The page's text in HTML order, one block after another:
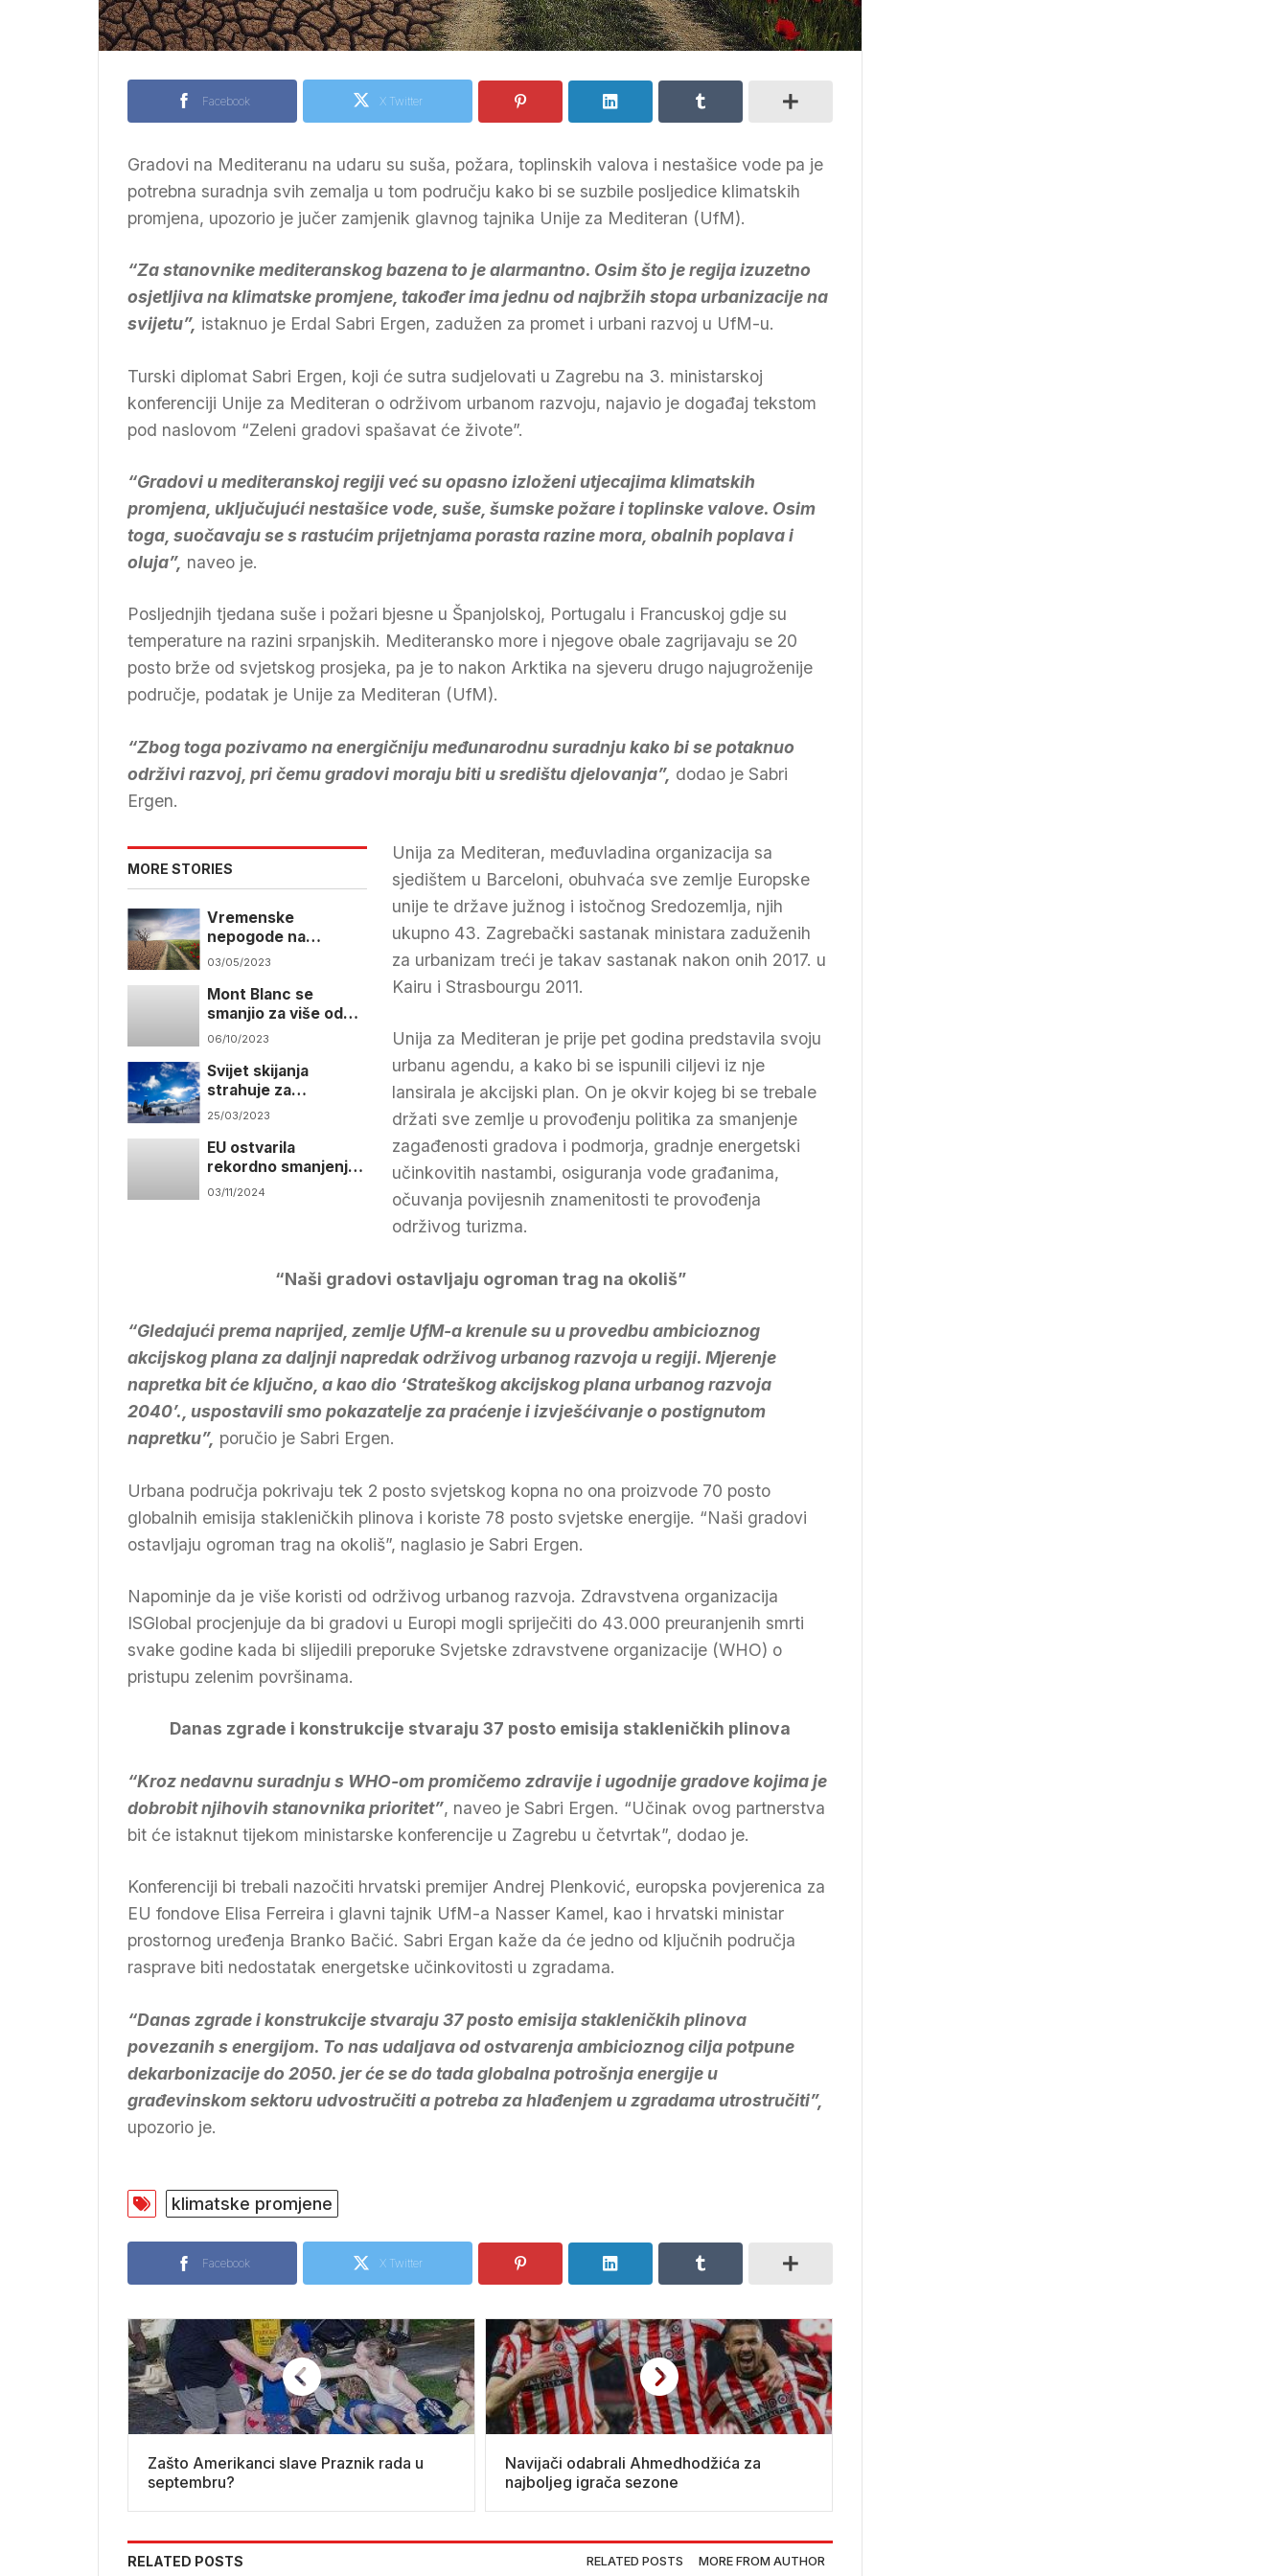
Facebook X Twitter
Gradovi na Mediteranu na udaru su suša, požara, toplinskih valova i nestašice vode pa je
potrebna suradnja svih zemalja u tom području kako bi se suzbile posljedice klimatskih
promjena, upozorio je jučer zamjenik glavnog tajnika Unije za Mediteran (UfM).
“Za stanovnike mediteranskog bazena to je alarmantno. Osim što je regija izuzetno
osjetljiva na klimatske promjene, također ima jednu od najbržih stopa urbanizacije na
svijetu”, istaknuo je Erdal Sabri Ergen, zadužen za promet i urbani razvoj u UfM-u.
Turski diplomat Sabri Ergen, koji će sutra sudjelovati u Zagrebu na 3. ministarskoj
konferenciji Unije za Mediteran o održivom urbanom razvoju, najavio je događaj tekstom
pod naslovom “Zeleni gradovi spašavat će živote”.
“Gradovi u mediteranskoj regiji već su opasno izloženi utjecajima klimatskih
promjena, uključujući nestašice vode, suše, šumske požare i toplinske valove. Osim
toga, suočavaju se s rastućim prijetnjama porasta razine mora, obalnih poplava i
oluja”, naveo je.
Posljednjih tjedana suše i požari bjesne u Španjolskoj, Portugalu i Francuskoj gdje su
temperature na razini srpanjskih. Mediteransko more i njegove obale zagrijavaju se 20
posto brže od svjetskog prosjeka, pa je to nakon Arktika na sjeveru drugo najugroženije
područje, podatak je Unije za Mediteran (UfM).
“Zbog toga pozivamo na energičniju međunarodnu suradnju kako bi se potaknuo
održivi razvoj, pri čemu gradovi moraju biti u središtu djelovanja”, dodao je Sabri
Ergen.
MORE STORIES
Vremenske
nepogode na
Mediteranu su
03/05/2023
Mont Blanc se
smanjio za više od
dva metra
06/10/2023
Svijet skijanja
strahuje za
budućnost zbog
25/03/2023
EU ostvarila
rekordno smanjenje
emisije stakleničkih
03/11/2024
Unija za Mediteran, međuvladina organizacija sa
sjedištem u Barceloni, obuhvaća sve zemlje Europske
unije te države južnog i istočnog Sredozemlja, njih
ukupno 43. Zagrebački sastanak ministara zaduženih
za urbanizam treći je takav sastanak nakon onih 2017. u
Kairu i Strasbourgu 2011.
Unija za Mediteran je prije pet godina predstavila svoju
urbanu agendu, a kako bi se ispunili ciljevi iz nje
lansirala je akcijski plan. On je okvir kojeg bi se trebale
držati sve zemlje u provođenju politika za smanjenje
zagađenosti gradova i podmorja, gradnje energetski
učinkovitih nastambi, osiguranja vode građanima,
očuvanja povijesnih znamenitosti te provođenja
održivog turizma.
“Naši gradovi ostavljaju ogroman trag na okoliš”
“Gledajući prema naprijed, zemlje UfM-a krenule su u provedbu ambicioznog
akcijskog plana za daljnji napredak održivog urbanog razvoja u regiji. Mjerenje
napretka bit će ključno, a kao dio ‘Strateškog akcijskog plana urbanog razvoja
2040’., uspostavili smo pokazatelje za praćenje i izvješćivanje o postignutom
napretku”, poručio je Sabri Ergen.
Urbana područja pokrivaju tek 2 posto svjetskog kopna no ona proizvode 70 posto
globalnih emisija stakleničkih plinova i koriste 78 posto svjetske energije. “Naši gradovi
ostavljaju ogroman trag na okoliš”, naglasio je Sabri Ergen.
Napominje da je više koristi od održivog urbanog razvoja. Zdravstvena organizacija
ISGlobal procjenjuje da bi gradovi u Europi mogli spriječiti do 43.000 preuranjenih smrti
svake godine kada bi slijedili preporuke Svjetske zdravstvene organizacije (WHO) o
pristupu zelenim površinama.
Danas zgrade i konstrukcije stvaraju 37 posto emisija stakleničkih plinova
“Kroz nedavnu suradnju s WHO-om promičemo zdravije i ugodnije gradove kojima je
dobrobit njihovih stanovnika prioritet”, naveo je Sabri Ergen. “Učinak ovog partnerstva
bit će istaknut tijekom ministarske konferencije u Zagrebu u četvrtak”, dodao je.
Konferenciji bi trebali nazočiti hrvatski premijer Andrej Plenković, europska povjerenica za
EU fondove Elisa Ferreira i glavni tajnik UfM-a Nasser Kamel, kao i hrvatski ministar
prostornog uređenja Branko Bačić. Sabri Ergan kaže da će jedno od ključnih područja
rasprave biti nedostatak energetske učinkovitosti u zgradama.
“Danas zgrade i konstrukcije stvaraju 37 posto emisija stakleničkih plinova
povezanih s energijom. To nas udaljava od ostvarenja ambicioznog cilja potpune
dekarbonizacije do 2050. jer će se do tada globalna potrošnja energije u
građevinskom sektoru udvostručiti a potreba za hlađenjem u zgradama utrostručiti”,
upozorio je.
klimatske promjene
Facebook X Twitter
Zašto Amerikanci slave Praznik rada u
septembru?
Navijači odabrali Ahmedhodžića za
najboljeg igrača sezone
RELATED POSTS RELATED POSTS MORE FROM AUTHOR